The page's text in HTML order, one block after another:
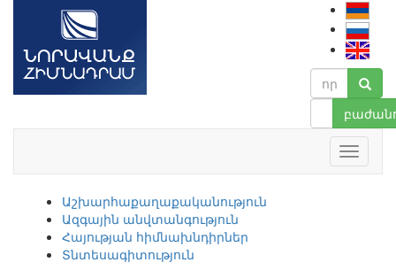
Աշխարհաքաղաքականություն
Ազգային անվտանգություն
Հայության հիմնախնդիրներ
Տնտեսագիտություն